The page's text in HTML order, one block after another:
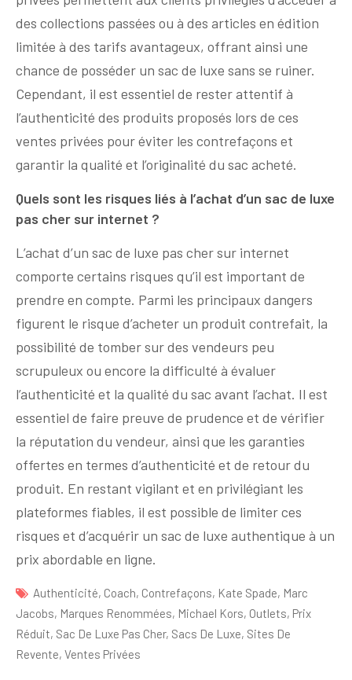
des collections passées ou à des articles en édition
limitée à des tarifs avantageux, offrant ainsi une
chance de posséder un sac de luxe sans se ruiner.
Cependant, il est essentiel de rester attentif à
l’authenticité des produits proposés lors de ces
ventes privées pour éviter les contrefaçons et
garantir la qualité et l’originalité du sac acheté.
Quels sont les risques liés à l’achat d’un sac de luxe
pas cher sur internet ?
L’achat d’un sac de luxe pas cher sur internet
comporte certains risques qu’il est important de
prendre en compte. Parmi les principaux dangers
figurent le risque d’acheter un produit contrefait, la
possibilité de tomber sur des vendeurs peu
scrupuleux ou encore la difficulté à évaluer
l’authenticité et la qualité du sac avant l’achat. Il est
essentiel de faire preuve de prudence et de vérifier
la réputation du vendeur, ainsi que les garanties
offertes en termes d’authenticité et de retour du
produit. En restant vigilant et en privilégiant les
plateformes fiables, il est possible de limiter ces
risques et d’acquérir un sac de luxe authentique à un
prix abordable en ligne.
Authenticité, Coach, Contrefaçons, Kate Spade, Marc
Jacobs, Marques Renommées, Michael Kors, Outlets, Prix
Réduit, Sac De Luxe Pas Cher, Sacs De Luxe, Sites De
Revente, Ventes Privées